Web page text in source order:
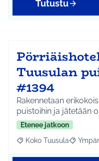
Tutustu
Tuusulan
#1394
Rakennetaan
puistoihin ja jätetään
Etenee jatkoon
Rajaa tulokset aihepiirin
Koko Tuusula Rajaa